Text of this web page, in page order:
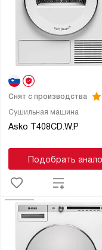
Сушильная машина
Asko T408CD.W.P
Снят с производства
Подобрать